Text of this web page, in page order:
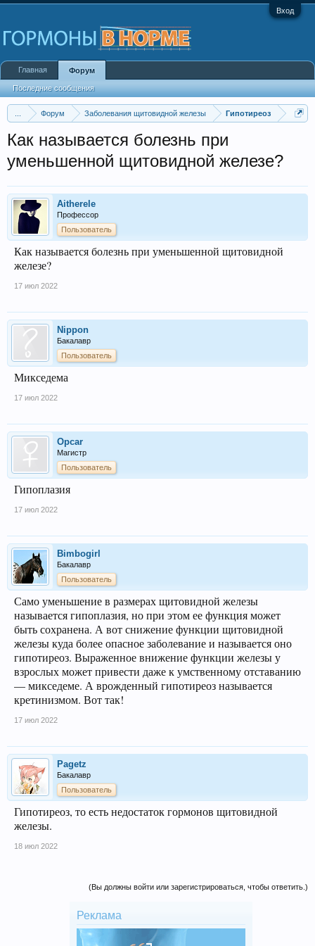
Вход
Форум Заболевания щитовидной железы Гипотиреоз
Как называется болезнь при
уменьшенной щитовидной железе?
Aitherele
Профессор
Пользователь
Как называется болезнь при уменьшенной щитовидной
железе?
17 июл 2022
Nippon
Бакалавр
Пользователь
Микседема
17 июл 2022
Opcar
Магистр
Пользователь
Гипоплазия
17 июл 2022
Bimbogirl
Бакалавр
Пользователь
Само уменьшение в размерах щитовидной железы
называется гипоплазия, но при этом ее функция может
быть сохранена. А вот снижение функции щитовидной
железы куда более опасное заболевание и называется оно
гипотиреоз. Выраженное внижение функции железы у
взрослых может привести даже к умственному отставанию
— микседеме. А врожденный гипотиреоз называется
кретинизмом. Вот так!
17 июл 2022
Pagetz
Бакалавр
Пользователь
Гипотиреоз, то есть недостаток гормонов щитовидной
железы.
18 июл 2022
(Вы должны войти или зарегистрироваться, чтобы ответить.)
Реклама
Главная Форум
Последние сообщения